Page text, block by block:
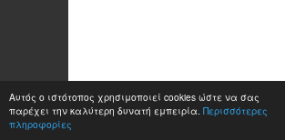
Αυτός ο ιστότοπος χρησιμοποιεί cookies ώστε να σας
παρέχει την καλύτερη δυνατή εμπειρία. Περισσότερες
πληροφορίες